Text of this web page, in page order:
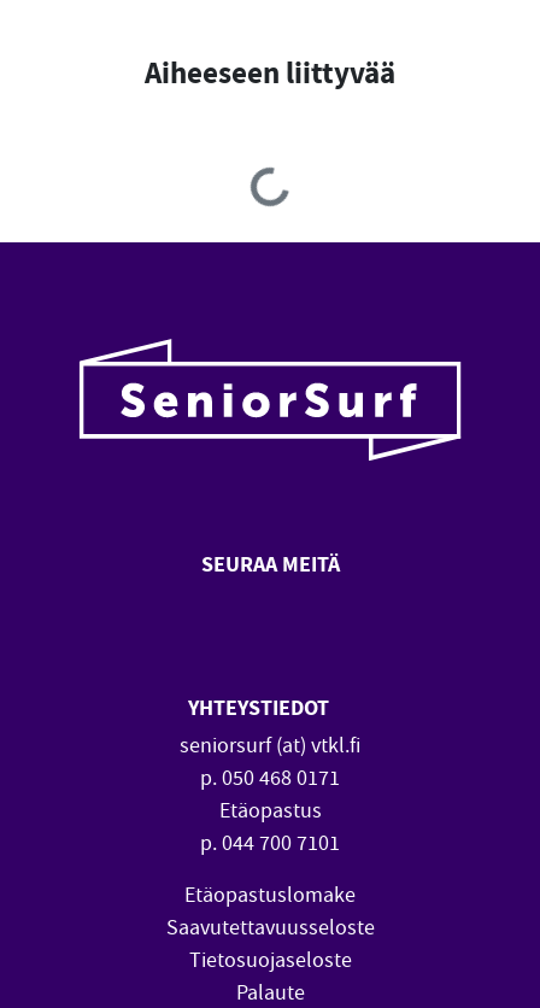
Aiheeseen liittyvää
Loading...
SEURAA MEITÄ
YHTEYSTIEDOT
seniorsurf (at) vtkl.fi
p. 050 468 0171
Etäopastus
p. 044 700 7101
Etäopastuslomake
Saavutettavuusseloste
Tietosuojaseloste
Palaute